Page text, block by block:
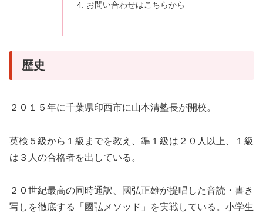
お問い合わせはこちらから
歴史
２０１５年に千葉県印西市に山本清塾長が開校。
英検５級から１級までを教え、準１級は２０人以上、１級
は３人の合格者を出している。
２０世紀最高の同時通訳、國弘正雄が提唱した音読・書き
写しを徹底する「國弘メソッド」を実戦している。小学生